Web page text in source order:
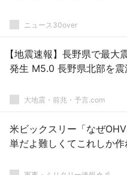
ニュース30over
【地震速報】長野県で最大
発生 M5.0 長野県北部を震
大地震・前兆・予言.com
米ビックスリー「なぜ
単だよ難しくてこれしか作